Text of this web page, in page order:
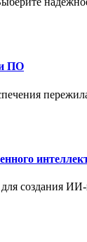
ПО
создания